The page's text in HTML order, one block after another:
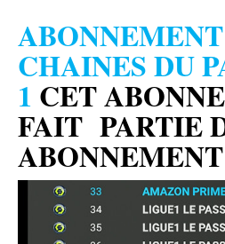
CHAINES DU
1 CET
FAIT PARTIE
ABONNEMENT